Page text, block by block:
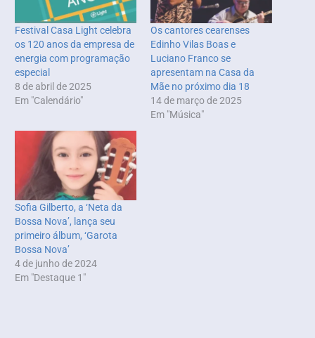
Festival Casa Light celebra
os 120 anos da empresa de
energia com programação
especial
8 de abril de 2025
Em "Calendário"
Os cantores cearenses
Edinho Vilas Boas e
Luciano Franco se
apresentam na Casa da
Mãe no próximo dia 18
14 de março de 2025
Em "Música"
Sofia Gilberto, a ‘Neta da
Bossa Nova’, lança seu
primeiro álbum, ‘Garota
Bossa Nova’
4 de junho de 2024
Em "Destaque 1"